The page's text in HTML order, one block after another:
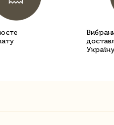
Україну